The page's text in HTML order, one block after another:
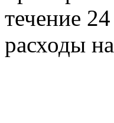
течение
расходы